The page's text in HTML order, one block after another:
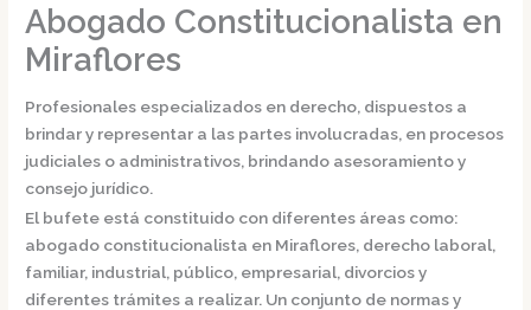
Abogado Constitucionalista en
Miraflores
Profesionales especializados en derecho, dispuestos a
brindar y representar a las partes involucradas, en procesos
judiciales o administrativos, brindando asesoramiento y
consejo jurídico.
El bufete está constituido con diferentes áreas como:
abogado constitucionalista en Miraflores, derecho laboral,
familiar, industrial, público, empresarial, divorcios y
diferentes trámites a realizar. Un conjunto de normas y